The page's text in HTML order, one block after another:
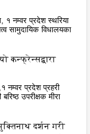
१ नम्वर प्रदेश स्थरिया
सामुदायिक विधालयका
कन्फ्रेन्सद्वारा
नम्वर प्रदेश प्रहरी
उपरीक्षक मीरा
दर्शन गरी